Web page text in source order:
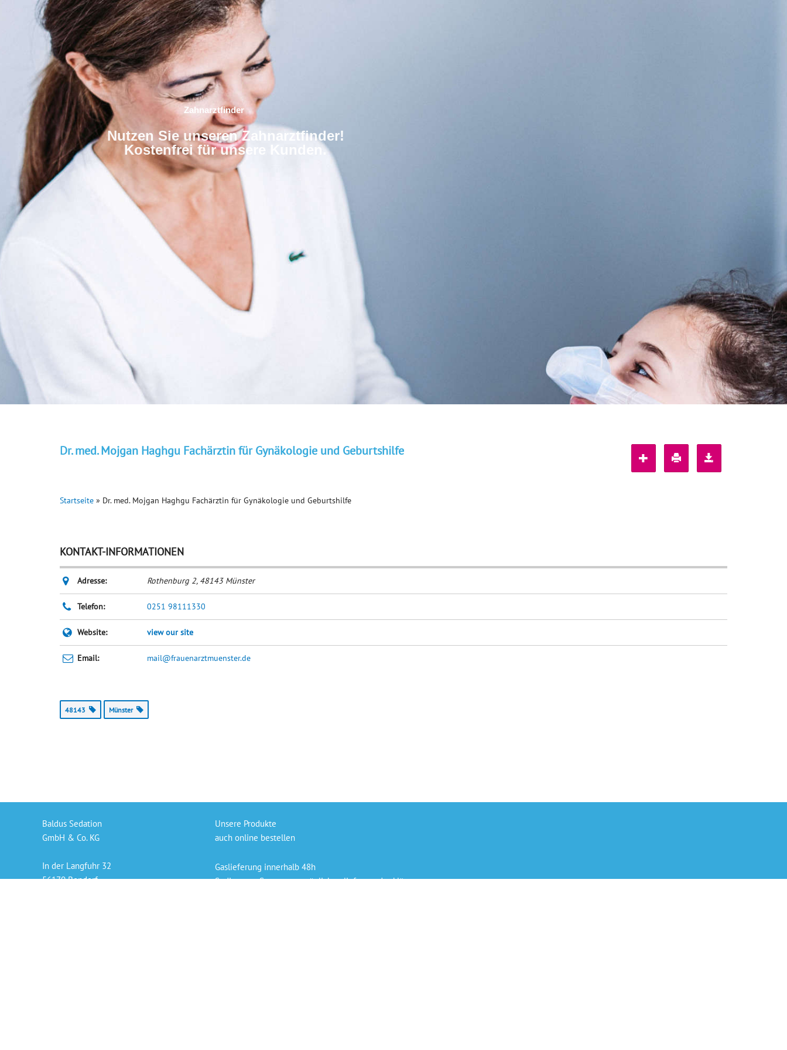
Zahnarztfinder
Nutzen Sie unseren Zahnarztfinder!
Kostenfrei für unsere Kunden.
Dr. med. Mojgan Haghgu Fachärztin für Gynäkologie und Geburtshilfe
Startseite » Dr. med. Mojgan Haghgu Fachärztin für Gynäkologie und Geburtshilfe
KONTAKT-INFORMATIONEN
Adresse: Rothenburg 2, 48143Münster
Telefon: 0251 98111330
Website: view our site
Email: mail@frauenarztmuenster.de
48143 Münster
Baldus Sedation
GmbH & Co. KG
In der Langfuhr 32
56170 Bendorf
Unsere Produkte
auch online bestellen
Gaslieferung innerhalb 48h
Sedierungs-Systeme persönlich geliefert und erklärt